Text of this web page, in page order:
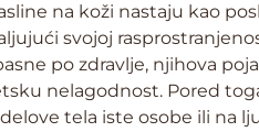
na koži nastaju kao
svojoj
po zdravlje, njihova
nelagodnost. Pored
tela iste osobe ili na